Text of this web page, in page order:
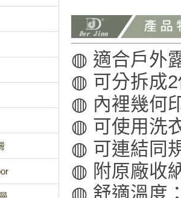
◍ 適合戶外
◍ 可分拆成2
◍ 內裡幾何
◍ 可使用洗
◍ 可連結同
◍ 附原廠收
◍ 舒適溫度